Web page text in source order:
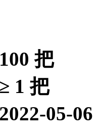
100 把
≥ 1 把
2022-05-06